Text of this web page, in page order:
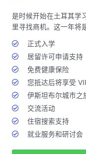
是时候开始在土耳其学
里寻找商机。这一年将
正式入学
居留许可申请支持
免费健康保险
您抵达后将享受
伊斯坦布尔城市之
交流活动
住宿搜索支持
就业服务和研讨会